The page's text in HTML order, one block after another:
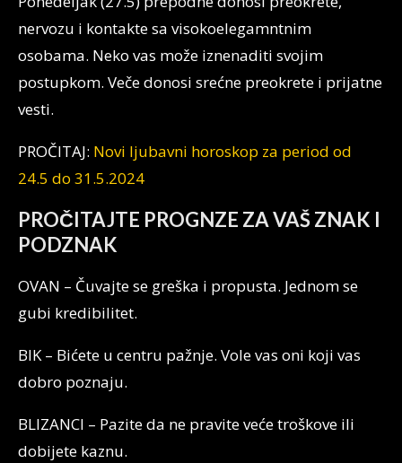
nervozu i kontakte sa visokoelegamntnim
osobama. Neko vas može iznenaditi svojim
postupkom. Veče donosi srećne preokrete i prijatne
vesti.
PROČITAJ: Novi ljubavni horoskop za period od
24.5 do 31.5.2024
PROČITAJTE PROGNZE ZA VAŠ ZNAK I
PODZNAK
OVAN – Čuvajte se greška i propusta. Jednom se
gubi kredibilitet.
BIK – Bićete u centru pažnje. Vole vas oni koji vas
dobro poznaju.
BLIZANCI – Pazite da ne pravite veće troškove ili
dobijete kaznu.